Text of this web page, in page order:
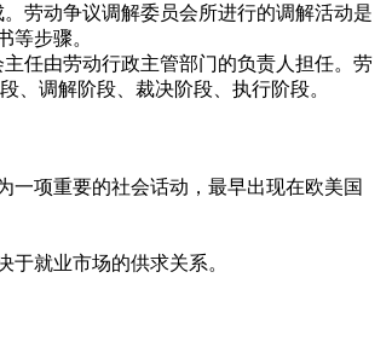
劳动争议调解委员会所进行的调解活动是
等步骤。
任由劳动行政主管部门的负责人担任。劳
、调解阶段、裁决阶段、执行阶段。
项重要的社会话动，最早出现在欧美国
就业市场的供求关系。